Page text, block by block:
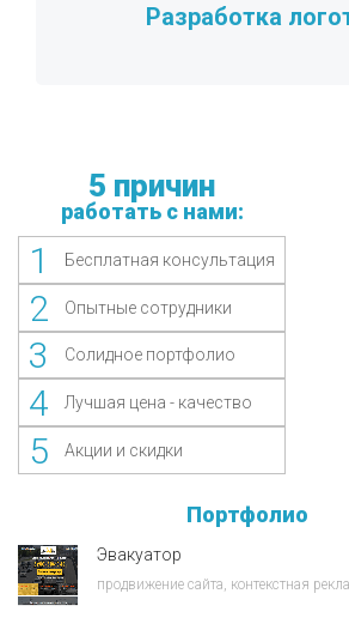
Разработка
5 причин
работать с нами:
1 Бесплатная консультация
2 Опытные сотрудники
3 Солидное портфолио
4 Лучшая цена - качество
5 Акции и скидки
Портфолио
Эвакуатор
продвижение сайта, контекстная